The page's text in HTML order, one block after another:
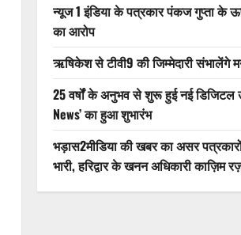
न्यूज 1 इंडिया के पत्रकार पंकज गुप्ता के
का आरोप
ऋषिकेश से टीवी9 की जिम्मेदारी संभालेंगे
25 वर्षों के अनुभव से शुरू हुई नई डिजिटल
News’ का हुआ शुभारंभ
भड़ास2मीडिया की खबर का असर
भारी, हरिद्वार के खनन अधिकारी काज़िम